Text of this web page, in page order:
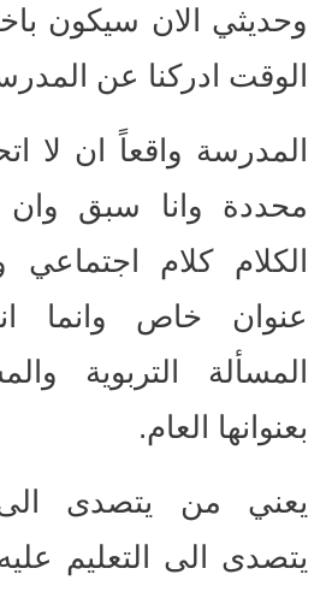
وحديثي الان سيكون
الوقت ادركنا عن
المدرسة واقعاً ان لا
محددة وانا سبق
الكلام كلام
عنوان خاص وانما
المسألة التربوية
بعنوانها العام.
يعني من يتصدى الى
يتصدى الى التعليم